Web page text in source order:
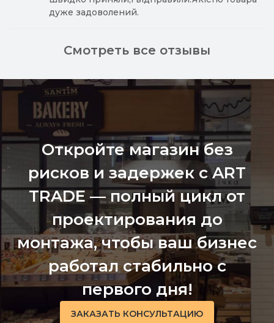
дуже задоволений.
Смотреть все отзывы
Откройте магазин без
рисков и задержек с ART
TRADE — полный цикл от
проектирования до
монтажа, чтобы ваш бизнес
работал стабильно с
первого дня!
ЗАКАЗАТЬ КОНСУЛЬТАЦИЮ